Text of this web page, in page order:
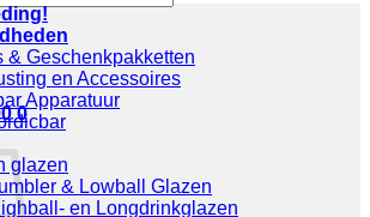
0
& Geschenkpakketten
en Accessoires
Apparatuur
glazen
& Lowball Glazen
en Longdrinkglazen